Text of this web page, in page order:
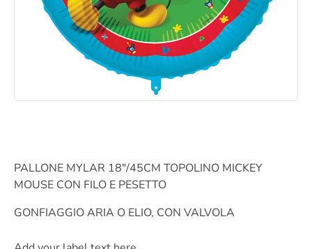
PALLONE MYLAR 18″/45CM TOPOLINO MICKEY
MOUSE CON FILO E PESETTO
GONFIAGGIO ARIA O ELIO, CON VALVOLA